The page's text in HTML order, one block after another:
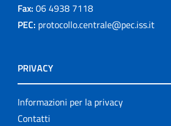
Fax: 06 4938 7118
PEC: protocollo.centrale@pec.iss.it
PRIVACY
Informazioni per la privacy
Contatti